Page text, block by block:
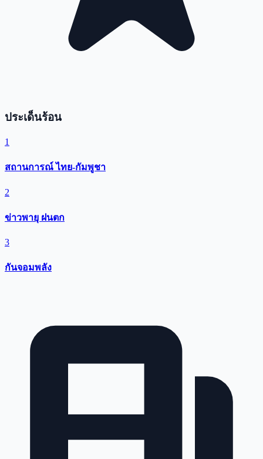
ประเด็นร้อน
1
สถานการณ์ ไทย-กัมพูชา
2
ข่าวพายุ ฝนตก
3
กันจอมพลัง